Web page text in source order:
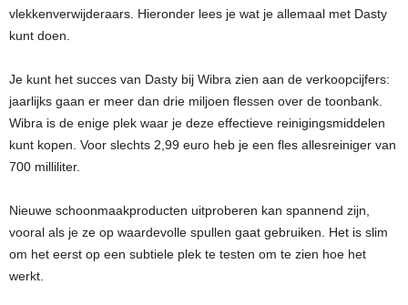
vlekkenverwijderaars. Hieronder lees je wat je allemaal met Dasty
kunt doen.
Je kunt het succes van Dasty bij Wibra zien aan de verkoopcijfers:
jaarlijks gaan er meer dan drie miljoen flessen over de toonbank.
Wibra is de enige plek waar je deze effectieve reinigingsmiddelen
kunt kopen. Voor slechts 2,99 euro heb je een fles allesreiniger van
700 milliliter.
Nieuwe schoonmaakproducten uitproberen kan spannend zijn,
vooral als je ze op waardevolle spullen gaat gebruiken. Het is slim
om het eerst op een subtiele plek te testen om te zien hoe het
werkt.